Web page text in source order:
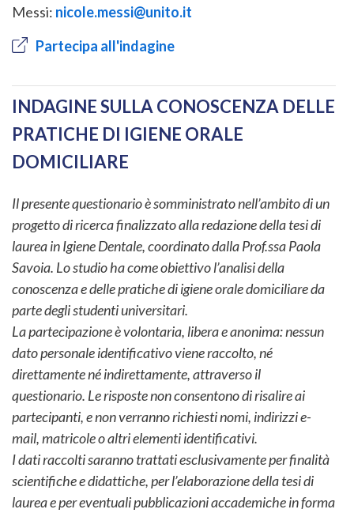
Messi: nicole.messi@unito.it
Partecipa all'indagine
INDAGINE SULLA CONOSCENZA DELLE
PRATICHE DI IGIENE ORALE
DOMICILIARE
Il presente questionario è somministrato nell’ambito di un
progetto di ricerca finalizzato alla redazione della tesi di
laurea in Igiene Dentale, coordinato dalla Prof.ssa Paola
Savoia. Lo studio ha come obiettivo l’analisi della
conoscenza e delle pratiche di igiene orale domiciliare da
parte degli studenti universitari.
La partecipazione è volontaria, libera e anonima: nessun
dato personale identificativo viene raccolto, né
direttamente né indirettamente, attraverso il
questionario. Le risposte non consentono di risalire ai
partecipanti, e non verranno richiesti nomi, indirizzi e-
mail, matricole o altri elementi identificativi.
I dati raccolti saranno trattati esclusivamente per finalità
scientifiche e didattiche, per l’elaborazione della tesi di
laurea e per eventuali pubblicazioni accademiche in forma